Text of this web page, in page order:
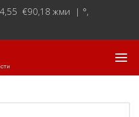
€90,18 жми | °,